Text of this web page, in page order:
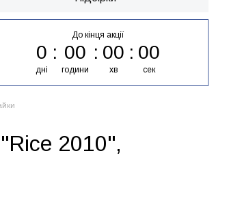
До кінця акції
0
дні
00
години
00
хв
00
сек
2010",